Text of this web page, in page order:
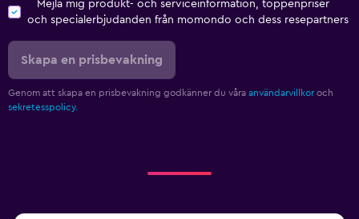
Mejla mig produkt- och serviceinformation, toppenpriser
och specialerbjudanden från momondo och dess resepartners
Skapa en prisbevakning
Genom att skapa en prisbevakning godkänner du våra användarvillkor och
sekretesspolicy.